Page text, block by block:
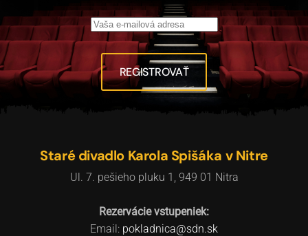
REGISTROVAŤ
Staré divadlo Karola Spišáka v Nitre
Ul. 7. pešieho pluku 1, 949 01 Nitra
Rezervácie vstupeniek:
Email: pokladnica@sdn.sk